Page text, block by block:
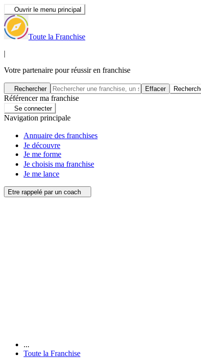
Ouvrir le menu principal
Toute la Franchise
|
Votre partenaire pour réussir en franchise
Rechercher Effacer
Référencer ma franchise
Se connecter
Navigation principale
Annuaire des franchises
Je découvre
Je me forme
Je choisis ma franchise
Je me lance
Etre rappelé par un coach
...
Toute la Franchise